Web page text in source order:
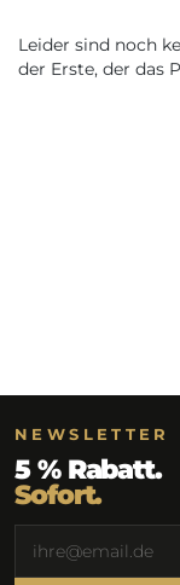
Leider sind noch
der Erste, der das
NEWSLETTER
5 % Rabatt.
Sofort.